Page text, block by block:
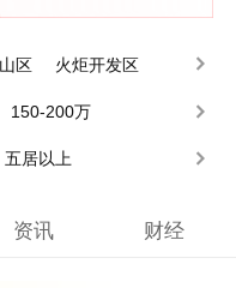
区
火炬开发区
150-200万
五居以上
资讯 财经